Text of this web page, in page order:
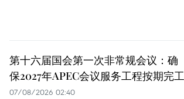
第十六届国会第一次非常规会议：确
保2027年APEC会议服务工程按期完工
07/08/2026 02:40